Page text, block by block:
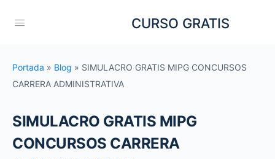
CURSO GRATIS
Portada » Blog » SIMULACRO GRATIS MIPG CONCURSOS
CARRERA ADMINISTRATIVA
SIMULACRO GRATIS MIPG
CONCURSOS CARRERA